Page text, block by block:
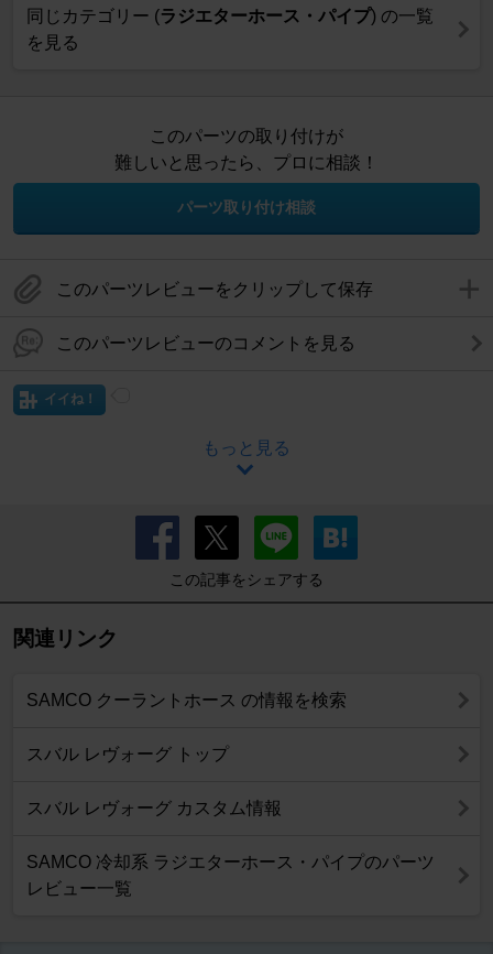
同じカテゴリー (ラジエターホース・パイプ) の一覧
を見る
このパーツの取り付けが
難しいと思ったら、プロに相談！
パーツ取り付け相談
このパーツレビューをクリップして保存
このパーツレビューのコメントを見る
イイね！
もっと見る
この記事をシェアする
関連リンク
SAMCO クーラントホース の情報を検索
スバル レヴォーグ トップ
スバル レヴォーグ カスタム情報
SAMCO 冷却系 ラジエターホース・パイプのパーツ
レビュー一覧